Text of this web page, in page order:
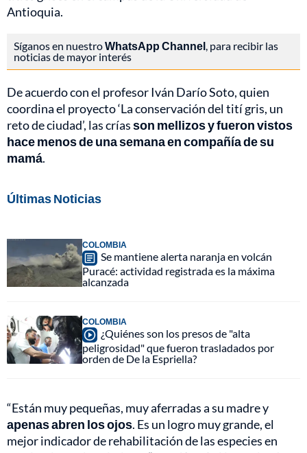
Antioquia.
Síganos en nuestroWhatsApp Channel, para recibir las
noticias de mayor interés
De acuerdo con el profesor Iván Darío Soto, quien
coordina el proyecto ‘La conservación del tití gris, un
reto de ciudad’, las críasson mellizos y fueron vistos
hace menos de una semana en compañía de su
mamá.
Últimas Noticias
COLOMBIA
Se mantiene alerta naranja en volcán
Puracé: actividad registrada es la máxima
alcanzada
COLOMBIA
¿Quiénes son los presos de "alta
peligrosidad" que fueron trasladados por
orden de De la Espriella?
“Están muy pequeñas, muy aferradas a su madre y
apenas abren los ojos. Es un logro muy grande, el
mejor indicador de rehabilitación de las especies en